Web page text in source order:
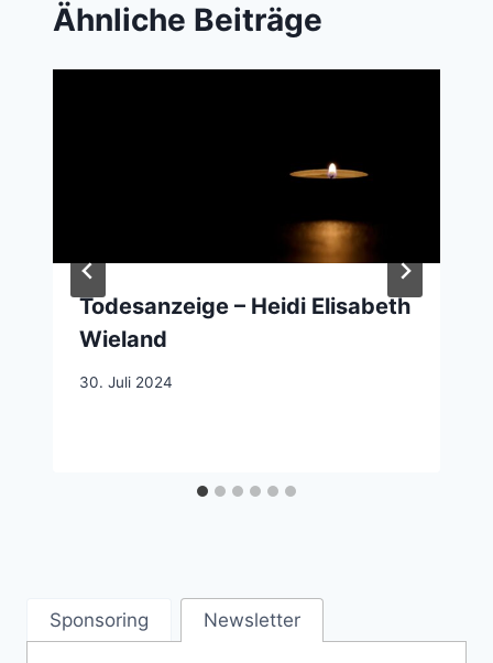
Ähnliche Beiträge
Todesanzeige – Heidi Elisabeth
Wieland
30. Juli 2024
Sponsoring Newsletter